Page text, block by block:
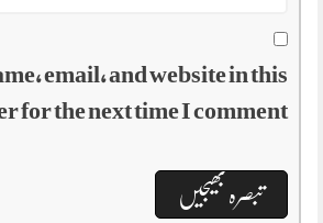
email, and website in this
for the next time I comment.